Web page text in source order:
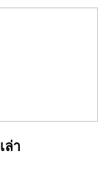
ล่า